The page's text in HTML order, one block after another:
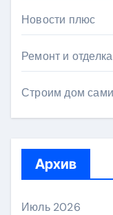
Новости плюс
Ремонт и отделка
Строим дом сами
Архив
Июль 2026